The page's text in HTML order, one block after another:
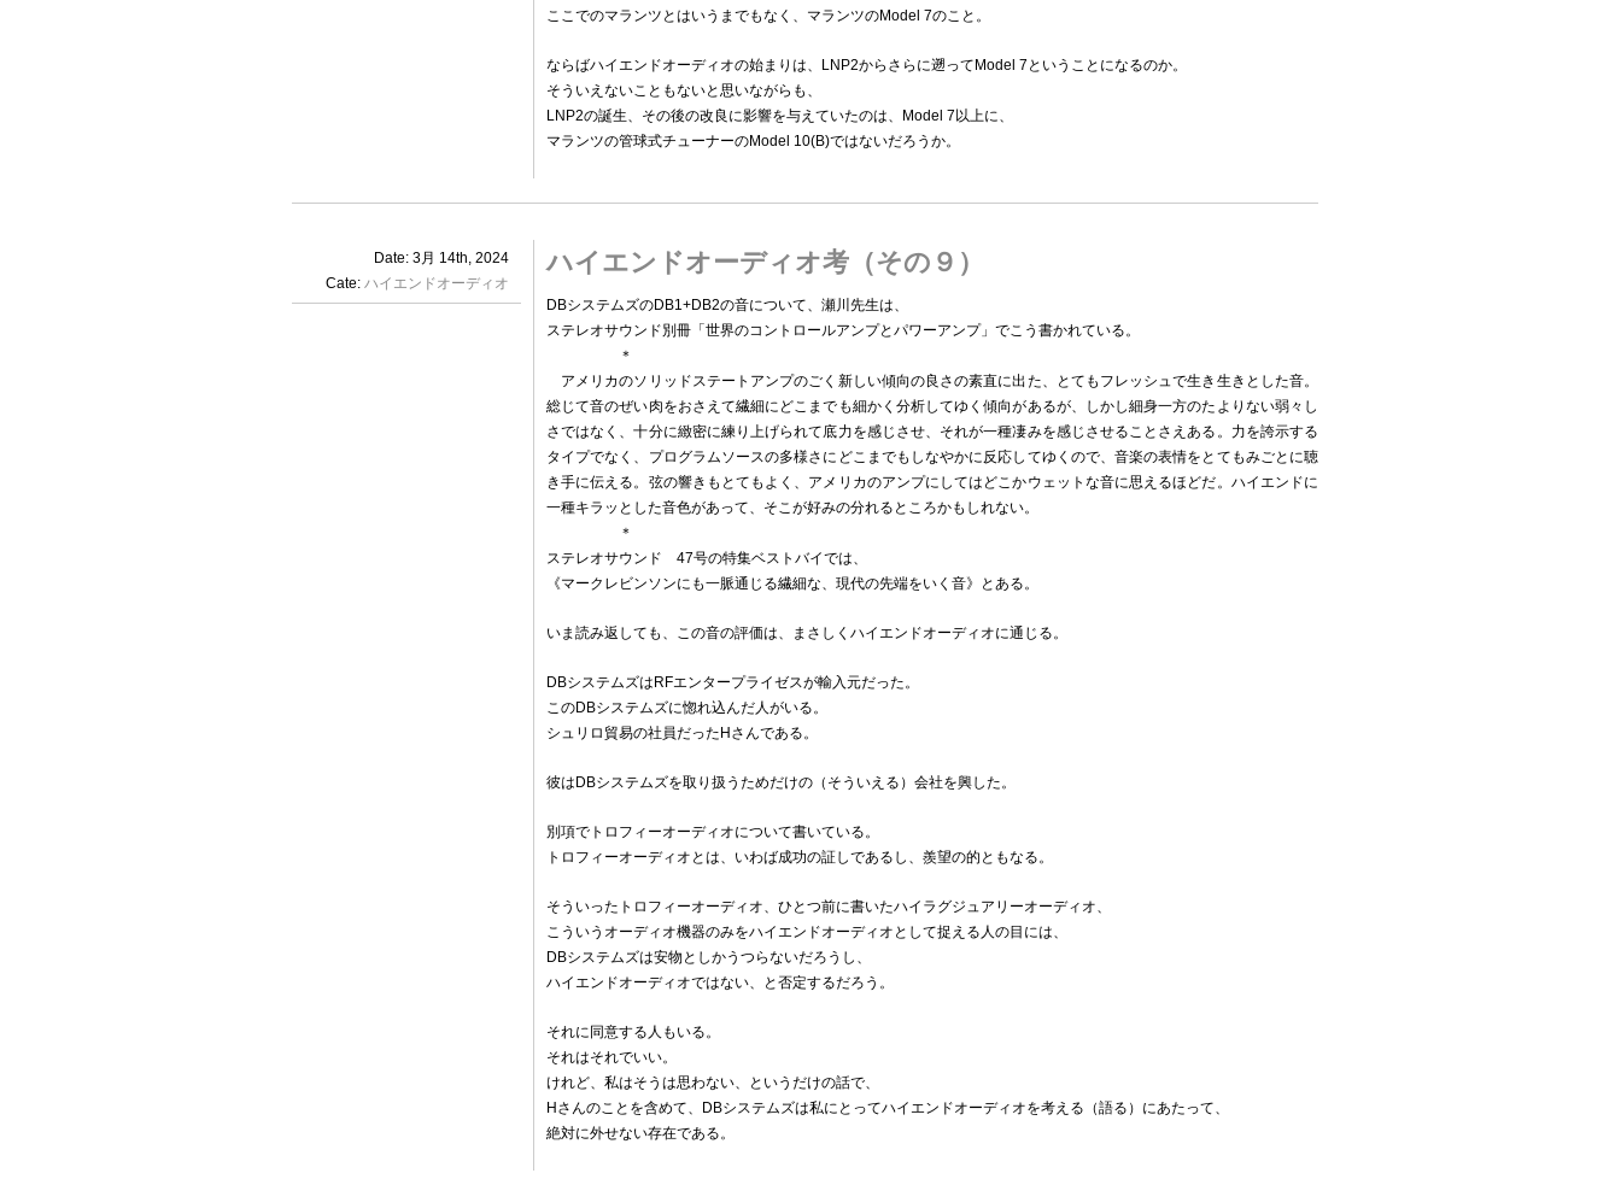
ここでのマランツとはいうまでもなく、マランツのModel 7のこと。
ならばハイエンドオーディオの始まりは、LNP2からさらに遡ってModel 7ということになるのか。
そういえないこともないと思いながらも、
LNP2の誕生、その後の改良に影響を与えていたのは、Model 7以上に、
マランツの管球式チューナーのModel 10(B)ではないだろうか。
Date: 3月 14th, 2024
Cate: ハイエンドオーディオ
ハイエンドオーディオ考（その９）
DBシステムズのDB1+DB2の音について、瀬川先生は、
ステレオサウンド別冊「世界のコントロールアンプとパワーアンプ」でこう書かれている。
＊
アメリカのソリッドステートアンプのごく新しい傾向の良さの素直に出た、とてもフレッシュで生き生きとした音。
総じて音のぜい肉をおさえて繊細にどこまでも細かく分析してゆく傾向があるが、しかし細身一方のたよりない弱々し
さではなく、十分に緻密に練り上げられて底力を感じさせ、それが一種凄みを感じさせることさえある。力を誇示する
タイプでなく、プログラムソースの多様さにどこまでもしなやかに反応してゆくので、音楽の表情をとてもみごとに聴
き手に伝える。弦の響きもとてもよく、アメリカのアンプにしてはどこかウェットな音に思えるほどだ。ハイエンドに
一種キラッとした音色があって、そこが好みの分れるところかもしれない。
＊
ステレオサウンド 47号の特集ベストバイでは、
《マークレビンソンにも一脈通じる繊細な、現代の先端をいく音》とある。
いま読み返しても、この音の評価は、まさしくハイエンドオーディオに通じる。
DBシステムズはRFエンタープライゼスが輸入元だった。
このDBシステムズに惚れ込んだ人がいる。
シュリロ貿易の社員だったHさんである。
彼はDBシステムズを取り扱うためだけの（そういえる）会社を興した。
別項でトロフィーオーディオについて書いている。
トロフィーオーディオとは、いわば成功の証しであるし、羨望の的ともなる。
そういったトロフィーオーディオ、ひとつ前に書いたハイラグジュアリーオーディオ、
こういうオーディオ機器のみをハイエンドオーディオとして捉える人の目には、
DBシステムズは安物としかうつらないだろうし、
ハイエンドオーディオではない、と否定するだろう。
それに同意する人もいる。
それはそれでいい。
けれど、私はそうは思わない、というだけの話で、
Hさんのことを含めて、DBシステムズは私にとってハイエンドオーディオを考える（語る）にあたって、
絶対に外せない存在である。